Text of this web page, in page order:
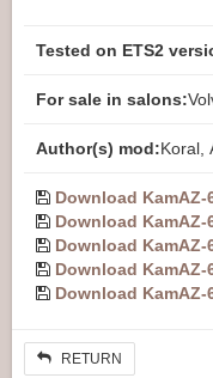
Tested on ETS2
For sale in salons:
Author(s) mod:Koral,
Download KamAZ-
Download KamAZ-
Download KamAZ-
Download KamAZ-
Download KamAZ-
RETURN